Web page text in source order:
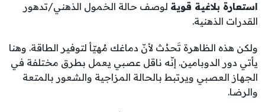
استعارة بلاغية قوية لوصف حالة الخمول الذهني/تدهور
القدرات الذهنية.
ولكن هذه الظاهرة تَحدُث لأنّ دماغك مُهيّأ لتوفير الطاقة. وهنا
يأتي دور الدوبامين. إنّه ناقل عصبي يعمل بطرق مختلفة في
الجهاز العصبي ويرتبط بالحالة المزاجية والشعور بالمتعة
والرضا.